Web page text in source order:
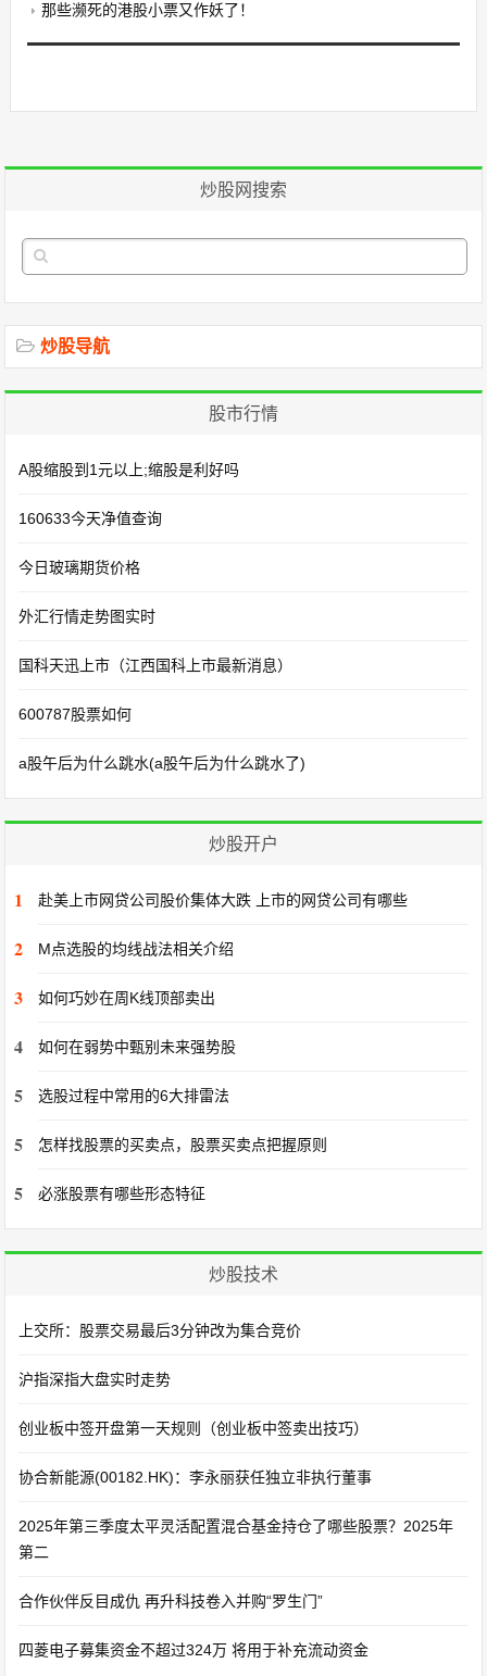
那些濒死的港股小票又作妖了！
炒股网搜索
炒股导航
股市行情
A股缩股到1元以上;缩股是利好吗
160633今天净值查询
今日玻璃期货价格
外汇行情走势图实时
国科天迅上市（江西国科上市最新消息）
600787股票如何
a股午后为什么跳水(a股午后为什么跳水了)
炒股开户
1 赴美上市网贷公司股价集体大跌 上市的网贷公司有哪些
2 M点选股的均线战法相关介绍
3 如何巧妙在周K线顶部卖出
4 如何在弱势中甄别未来强势股
5 选股过程中常用的6大排雷法
5 怎样找股票的买卖点，股票买卖点把握原则
5 必涨股票有哪些形态特征
炒股技术
上交所：股票交易最后3分钟改为集合竞价
沪指深指大盘实时走势
创业板中签开盘第一天规则（创业板中签卖出技巧）
协合新能源(00182.HK)：李永丽获任独立非执行董事
2025年第三季度太平灵活配置混合基金持仓了哪些股票？2025年
第二
合作伙伴反目成仇 再升科技卷入并购“罗生门”
四菱电子募集资金不超过324万 将用于补充流动资金